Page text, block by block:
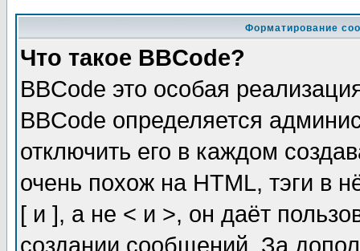
Форматирование
Что такое BBCode?
BBCode это особая
BBCode определяется
отключить его в каждом
очень похож на HTML, тэги в
[ и ], а не < и >, он даёт
создании сообщений. За